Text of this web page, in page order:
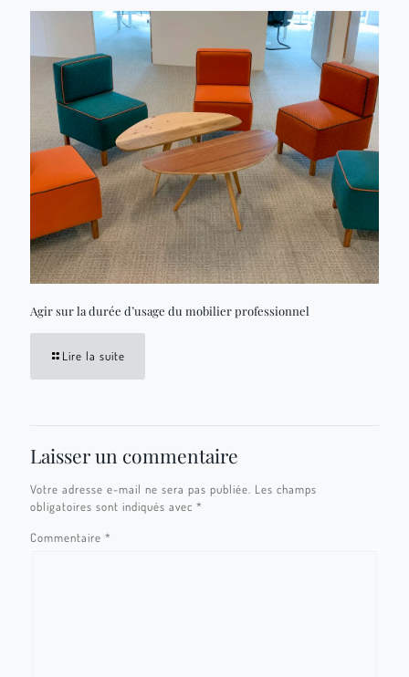
Agir sur la durée d’usage du mobilier professionnel
Lire la suite
Laisser un commentaire
Votre adresse e-mail ne sera pas publiée. Les champs
obligatoires sont indiqués avec *
Commentaire *